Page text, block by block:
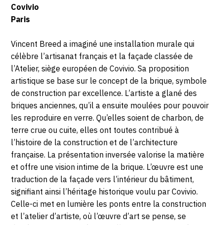
Covivio
Paris
Vincent Breed a imaginé une installation murale qui
célèbre l’artisanat français et la façade classée de
l’Atelier, siège européen de Covivio. Sa proposition
artistique se base sur le concept de la brique, symbole
de construction par excellence. L’artiste a glané des
briques anciennes, qu’il a ensuite moulées pour pouvoir
les reproduire en verre. Qu’elles soient de charbon, de
terre crue ou cuite, elles ont toutes contribué à
l’histoire de la construction et de l’architecture
française. La présentation inversée valorise la matière
et offre une vision intime de la brique. L’œuvre est une
traduction de la façade vers l’intérieur du bâtiment,
signifiant ainsi l’héritage historique voulu par Covivio.
Celle-ci met en lumière les ponts entre la construction
et l’atelier d’artiste, où l’œuvre d’art se pense, se